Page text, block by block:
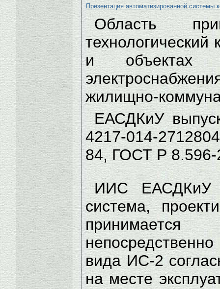
Презентация автоматизированной системы
Область
технологический
и объектах
жилищно-
ЕАСДКиУ
4217-014-
84, ГОСТ Р
ИИС ЕАСДКиУ –
система,
вида ИС-2
на месте